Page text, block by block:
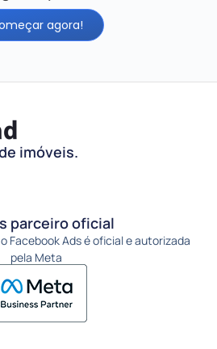
agora!
imóveis.
parceiro oficial
Facebook Ads é oficial e autorizada
pela Meta